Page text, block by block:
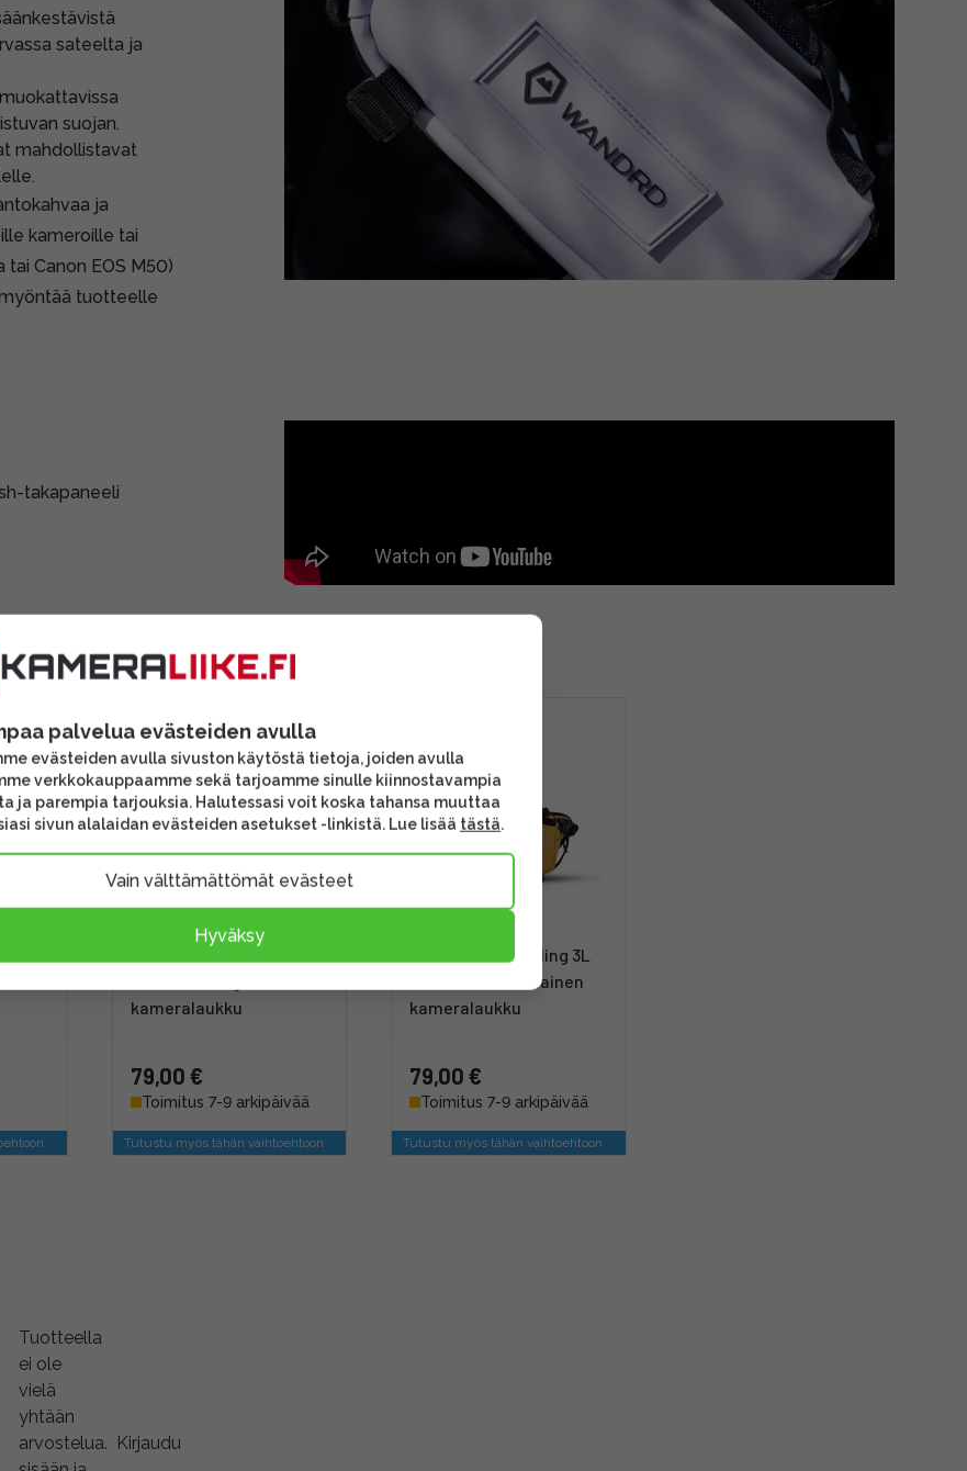
sateelta ja
suojan.
mahdollistavat
ja
kameroille tai
Canon EOS M50)
myöntää tuotteelle
takapaneeli
-
kameralaukku
79,00 €
Toimitus 7-9 arkipäivää
Tutustu myös tähän vaihtoehtoon
Wandrd ROGUE Sling 3L
Dallol Yellow keltainen
kameralaukku
79,00 €
Toimitus 7-9 arkipäivää
Tutustu myös tähän vaihtoehtoon
Tuotteella
ei ole
vielä
yhtään
arvostelua. Kirjaudu
palvelua evästeiden avulla
evästeiden avulla sivuston käytöstä tietoja, joiden avulla
verkkokauppaamme sekä tarjoamme sinulle kiinnostavampia
ja parempia tarjouksia. Halutessasi voit koska tahansa muuttaa
sivun alalaidan evästeiden asetukset -linkistä. Lue lisää tästä.
Vain välttämättömät evästeet
Hyväksy